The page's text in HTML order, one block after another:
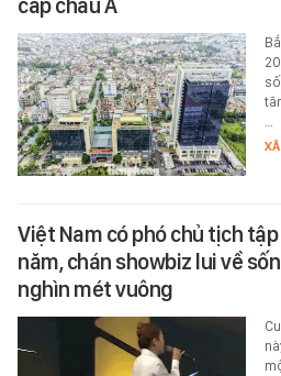
cấp châu Á
…
Việt Nam có phó chủ tịch
năm, chán showbiz lui về
nghìn mét vuông